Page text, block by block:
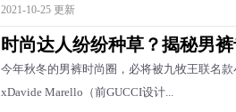
2021-10-25 更新
时尚达人纷纷种草？揭秘男
今年秋冬的男裤时尚圈，必将被九牧王联名
xDavide Marello（前GUCCI设计...